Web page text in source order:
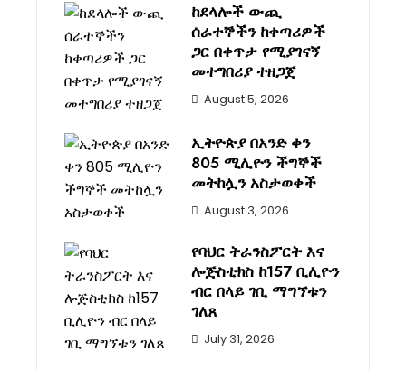
ከደላሎች ውጪ
ሰራተኞችን ከቀጣሪዎች
ጋር በቀጥታ የሚያገናኝ
መተግበሪያ ተዘጋጀ
August 5, 2026
ኢትዮጵያ በአንድ ቀን
805 ሚሊዮን ችግኞች
መትከሏን አስታወቀች
August 3, 2026
የባህር ትራንስፖርት እና
ሎጅስቲክስ ከ157 ቢሊዮን
ብር በላይ ገቢ ማግኘቱን
ገለጸ
July 31, 2026